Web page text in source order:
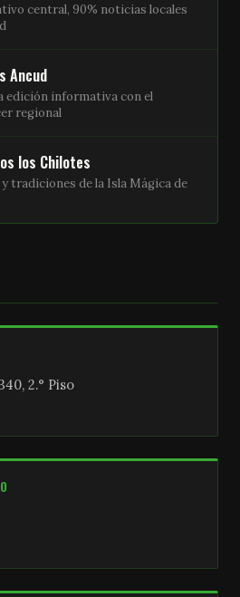
central, 90% noticias locales
Ancud
edición informativa con el
regional
los Chilotes
tradiciones de la Isla Mágica de
2.° Piso